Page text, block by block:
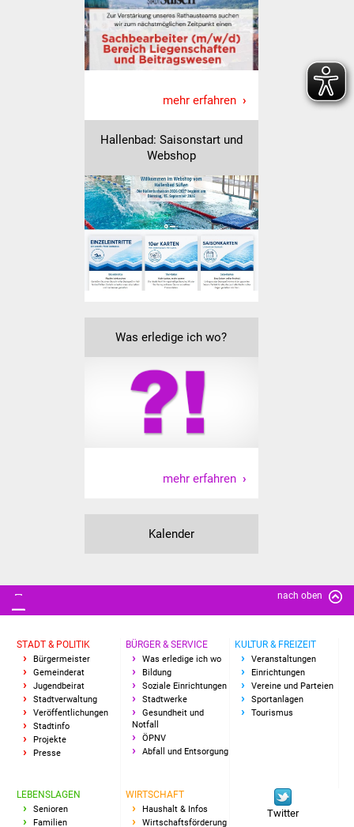
Route der
Industriekultur
Senioren
Stadtseniorenrat
Sommerwochen für
Ältere
Seniorenwohn- und
Pflegeheim
Kinder und Jugendliche
Schülerferienprogramm
Ukraine-Hilfe
Wohnimmobilien +
Baugrundstücke
Wirtschaft
Gewerbeimmobilien
mehr erfahren
Hallenbad: Saisonstart und
Webshop
Was erledige ich wo?
mehr erfahren
Kalender
nach oben
STADT & POLITIK
Bürgermeister
Gemeinderat
Jugendbeirat
Stadtverwaltung
Veröffentlichungen
Stadtinfo
Projekte
Presse
BÜRGER & SERVICE
Was erledige ich wo
Bildung
Soziale Einrichtungen
Stadtwerke
Gesundheit und
Notfall
ÖPNV
Abfall und Entsorgung
KULTUR & FREIZEIT
Veranstaltungen
Einrichtungen
Vereine und Parteien
Sportanlagen
Tourismus
LEBENSLAGEN
Senioren
Familien
WIRTSCHAFT
Haushalt & Infos
Wirtschaftsförderung
Twitter